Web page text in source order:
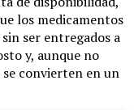
los medicamentos
ser entregados a
y, aunque no
convierten en un